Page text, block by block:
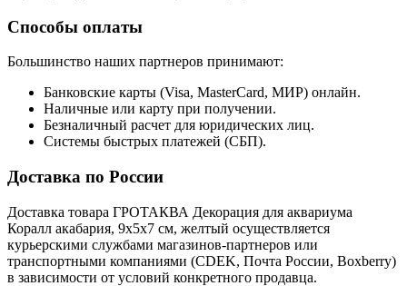
Способы оплаты
Большинство наших партнеров принимают:
Банковские карты (Visa, MasterCard, МИР) онлайн.
Наличные или карту при получении.
Безналичный расчет для юридических лиц.
Системы быстрых платежей (СБП).
Доставка по России
Доставка товара ГРОТАКВА Декорация для аквариума
Коралл акабария, 9x5x7 см, желтый осуществляется
курьерскими службами магазинов-партнеров или
транспортными компаниями (CDEK, Почта России, Boxberry)
в зависимости от условий конкретного продавца.